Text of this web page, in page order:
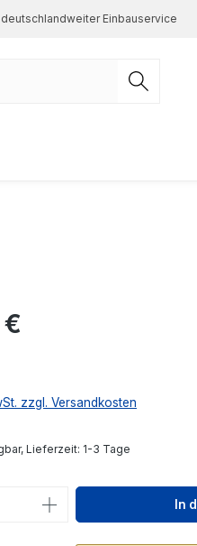
deutschlandweiter Einbauservice
zzgl. Versandkosten
Lieferzeit: 1-3 Tage
Anzahl: Gib denIn